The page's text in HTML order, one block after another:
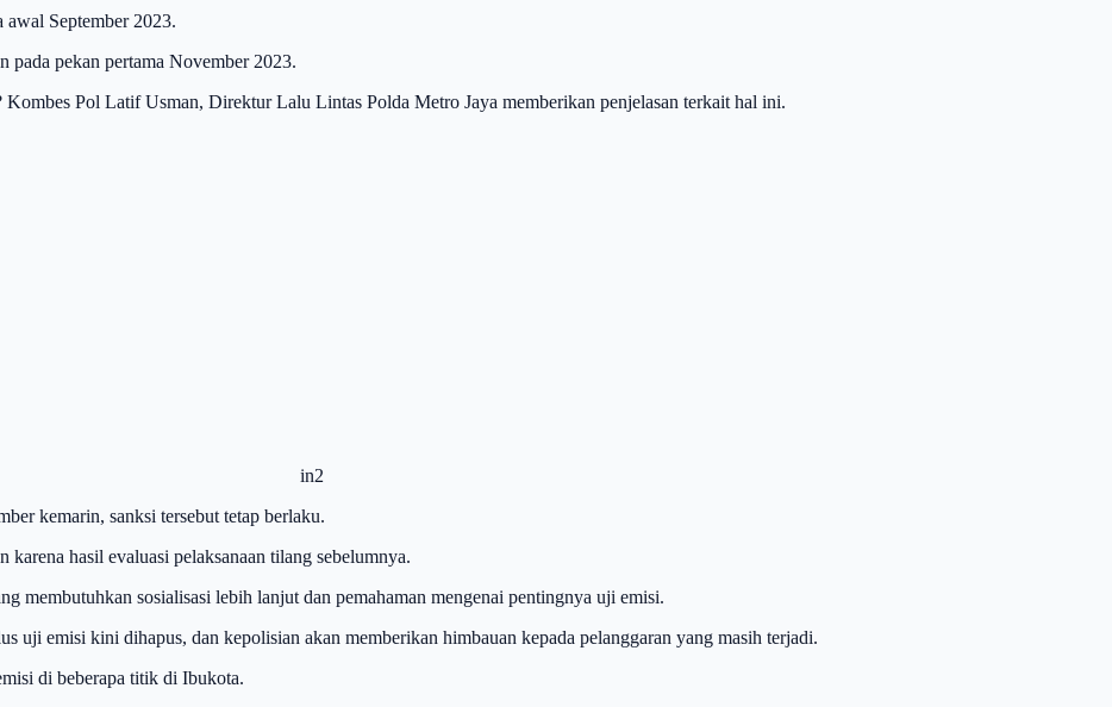
awal September 2023.
pada pekan pertama November 2023.
Kombes Pol Latif Usman, Direktur Lalu Lintas Polda Metro Jaya memberikan penjelasan terkait hal ini.
in2
kemarin, sanksi tersebut tetap berlaku.
hasil evaluasi pelaksanaan tilang sebelumnya.
membutuhkan sosialisasi lebih lanjut dan pemahaman mengenai pentingnya uji emisi.
uji emisi kini dihapus, dan kepolisian akan memberikan himbauan kepada pelanggaran yang masih terjadi.
di beberapa titik di Ibukota.